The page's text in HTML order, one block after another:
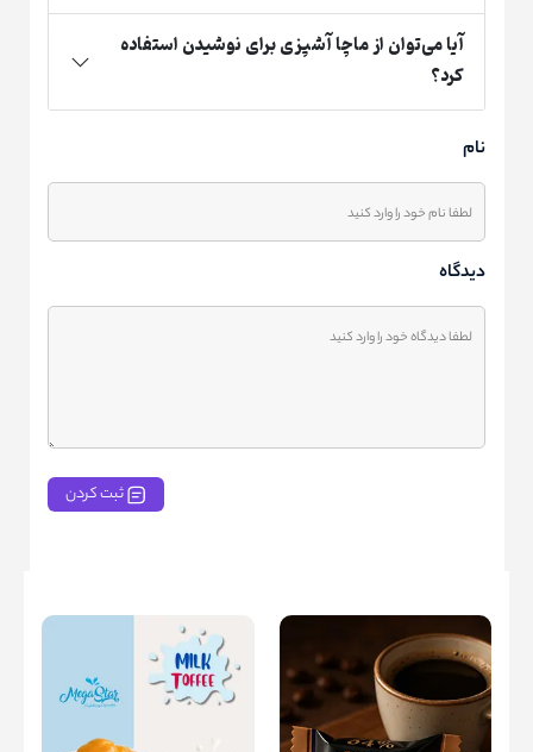
آیا می‌توان از ماچا آشپزی برای نوشیدن استفاده
کرد؟
نام
دیدگاه